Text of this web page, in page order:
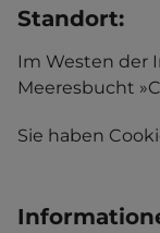
Standort:
Im Westen der
Meeresbucht
Sie haben